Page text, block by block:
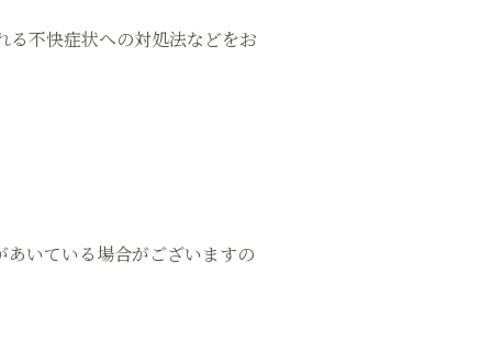
不快症状への対処法などをお
いている場合がございますの